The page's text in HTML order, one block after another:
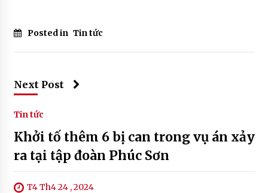
Posted in Tin tức
Next Post
Tin tức
Khởi tố thêm 6 bị can trong vụ án xảy
ra tại tập đoàn Phúc Sơn
T4 Th4 24 , 2024